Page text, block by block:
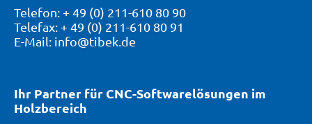
Ihr Partner für CNC-Softwarelösungen im
Holzbereich
Telefon: + 49 (0) 211-610 80 90
Telefax: + 49 (0) 211-610 80 91
E-Mail: info@tibek.de